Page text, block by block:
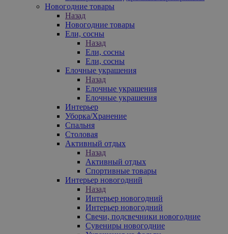
Новогодние товары
Назад
Новогодние товары
Ели, сосны
Назад
Ели, сосны
Ели, сосны
Елочные украшения
Назад
Елочные украшения
Елочные украшения
Интерьер
Уборка/Хранение
Спальня
Столовая
Активный отдых
Назад
Активный отдых
Спортивные товары
Интерьер новогодний
Назад
Интерьер новогодний
Интерьер новогодний
Свечи, подсвечники новогодние
Сувениры новогодние